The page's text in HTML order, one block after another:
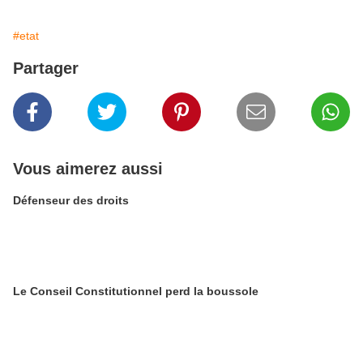
#etat
Partager
Vous aimerez aussi
Défenseur des droits
Le Conseil Constitutionnel perd la boussole